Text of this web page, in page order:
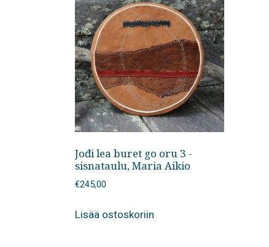
Jođi lea buret go oru 3 -
sisnataulu, Maria Aikio
€245,00
Lisää ostoskoriin